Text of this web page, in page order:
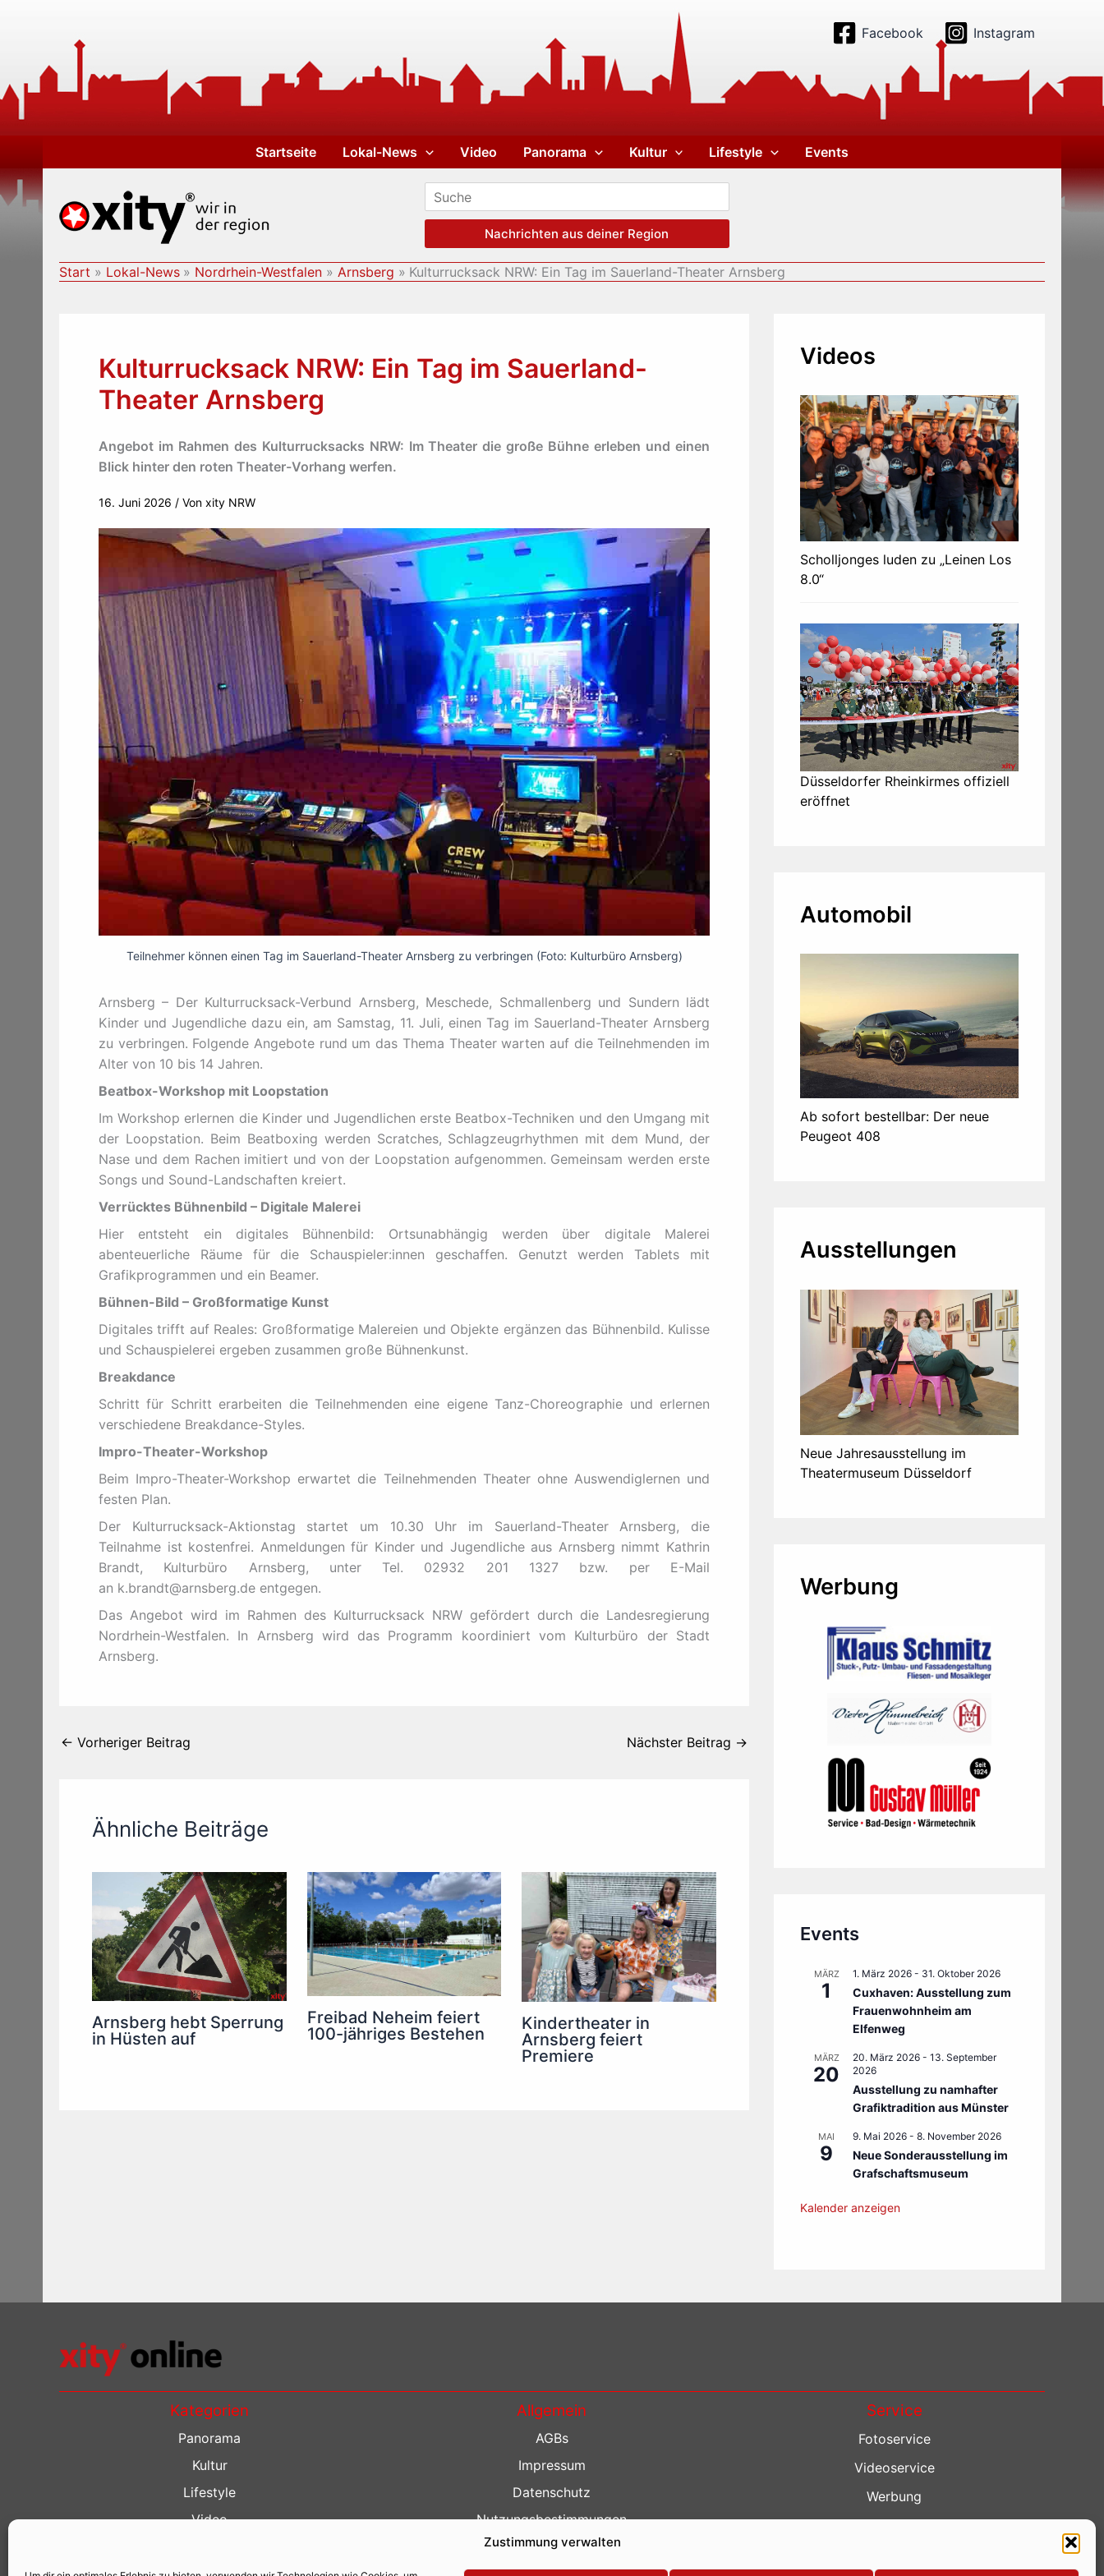
Zustimmung verwalten
Facebook Instagram
Startseite Lokal-News Video Panorama Kultur Lifestyle Events
Nachrichten aus deiner Region
Start Lokal-News Nordrhein-Westfalen Arnsberg Kulturrucksack NRW: Ein Tag im Sauerland-Theater Arnsberg
Kulturrucksack NRW: Ein Tag im Sauerland-
Theater Arnsberg
Angebot im Rahmen des Kulturrucksacks NRW: Im Theater die große Bühne erleben und einen
Blick hinter den roten Theater-Vorhang werfen.
16. Juni 2026 / Von xity NRW
Teilnehmer können einen Tag im Sauerland-Theater Arnsberg zu verbringen (Foto: Kulturbüro Arnsberg)
Arnsberg – Der Kulturrucksack-Verbund Arnsberg, Meschede, Schmallenberg und Sundern lädt
Kinder und Jugendliche dazu ein, am Samstag, 11. Juli, einen Tag im Sauerland-Theater Arnsberg
zu verbringen. Folgende Angebote rund um das Thema Theater warten auf die Teilnehmenden im
Alter von 10 bis 14 Jahren.
Beatbox-Workshop mit Loopstation
Im Workshop erlernen die Kinder und Jugendlichen erste Beatbox-Techniken und den Umgang mit
der Loopstation. Beim Beatboxing werden Scratches, Schlagzeugrhythmen mit dem Mund, der
Nase und dem Rachen imitiert und von der Loopstation aufgenommen. Gemeinsam werden erste
Songs und Sound-Landschaften kreiert.
Verrücktes Bühnenbild – Digitale Malerei
Hier entsteht ein digitales Bühnenbild: Ortsunabhängig werden über digitale Malerei
abenteuerliche Räume für die Schauspieler:innen geschaffen. Genutzt werden Tablets mit
Grafikprogrammen und ein Beamer.
Bühnen-Bild – Großformatige Kunst
Digitales trifft auf Reales: Großformatige Malereien und Objekte ergänzen das Bühnenbild. Kulisse
und Schauspielerei ergeben zusammen große Bühnenkunst.
Breakdance
Schritt für Schritt erarbeiten die Teilnehmenden eine eigene Tanz-Choreographie und erlernen
verschiedene Breakdance-Styles.
Impro-Theater-Workshop
Beim Impro-Theater-Workshop erwartet die Teilnehmenden Theater ohne Auswendiglernen und
festen Plan.
Der Kulturrucksack-Aktionstag startet um 10.30 Uhr im Sauerland-Theater Arnsberg, die
Teilnahme ist kostenfrei. Anmeldungen für Kinder und Jugendliche aus Arnsberg nimmt Kathrin
Brandt, Kulturbüro Arnsberg, unter Tel. 02932 201 1327 bzw. per E-Mail
an k.brandt@arnsberg.de entgegen.
Das Angebot wird im Rahmen des Kulturrucksack NRW gefördert durch die Landesregierung
Nordrhein-Westfalen. In Arnsberg wird das Programm koordiniert vom Kulturbüro der Stadt
Arnsberg.
← Vorheriger Beitrag Nächster Beitrag →
Ähnliche Beiträge
Arnsberg hebt Sperrung
in Hüsten auf
Freibad Neheim feiert
100-jähriges Bestehen
Kindertheater in
Arnsberg feiert
Premiere
Videos
Scholljonges luden zu „Leinen Los
8.0“
Düsseldorfer Rheinkirmes offiziell
eröffnet
Automobil
Ab sofort bestellbar: Der neue
Peugeot 408
Ausstellungen
Neue Jahresausstellung im
Theatermuseum Düsseldorf
Werbung
Events
MÄRZ
1
1. März 2026 - 31. Oktober 2026
Cuxhaven: Ausstellung zum
Frauenwohnheim am
Elfenweg
MÄRZ
20
20. März 2026 - 13. September
2026
Ausstellung zu namhafter
Grafiktradition aus Münster
MAI
9
9. Mai 2026 - 8. November 2026
Neue Sonderausstellung im
Grafschaftsmuseum
Kalender anzeigen
Kategorien
Panorama
Kultur
Lifestyle
Video
Allgemein
AGBs
Impressum
Datenschutz
Nutzungsbestimmungen
Kontakt
Service
Fotoservice
Videoservice
Werbung